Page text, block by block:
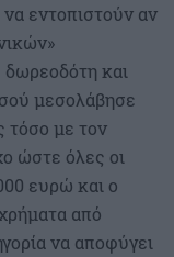
εντοπιστούν αν
και
μεσολάβησε
τόσο με τον
ώστε όλες οι
ευρώ και ο
από
να αποφύγει